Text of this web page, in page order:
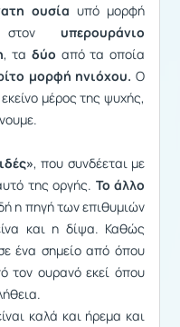
ουσία υπό μορφή
στον υπερουράνιο
, ταδύο από τα οποία
μορφή ηνιόχου. Ο
εκείνο μέρος της ψυχής,
, που συνδέεται με
της οργής. Το άλλο
η πηγή των επιθυμιών
και η δίψα. Καθώς
ένα σημείο από όπου
τον ουρανό εκεί όπου
καλά και ήρεμα και